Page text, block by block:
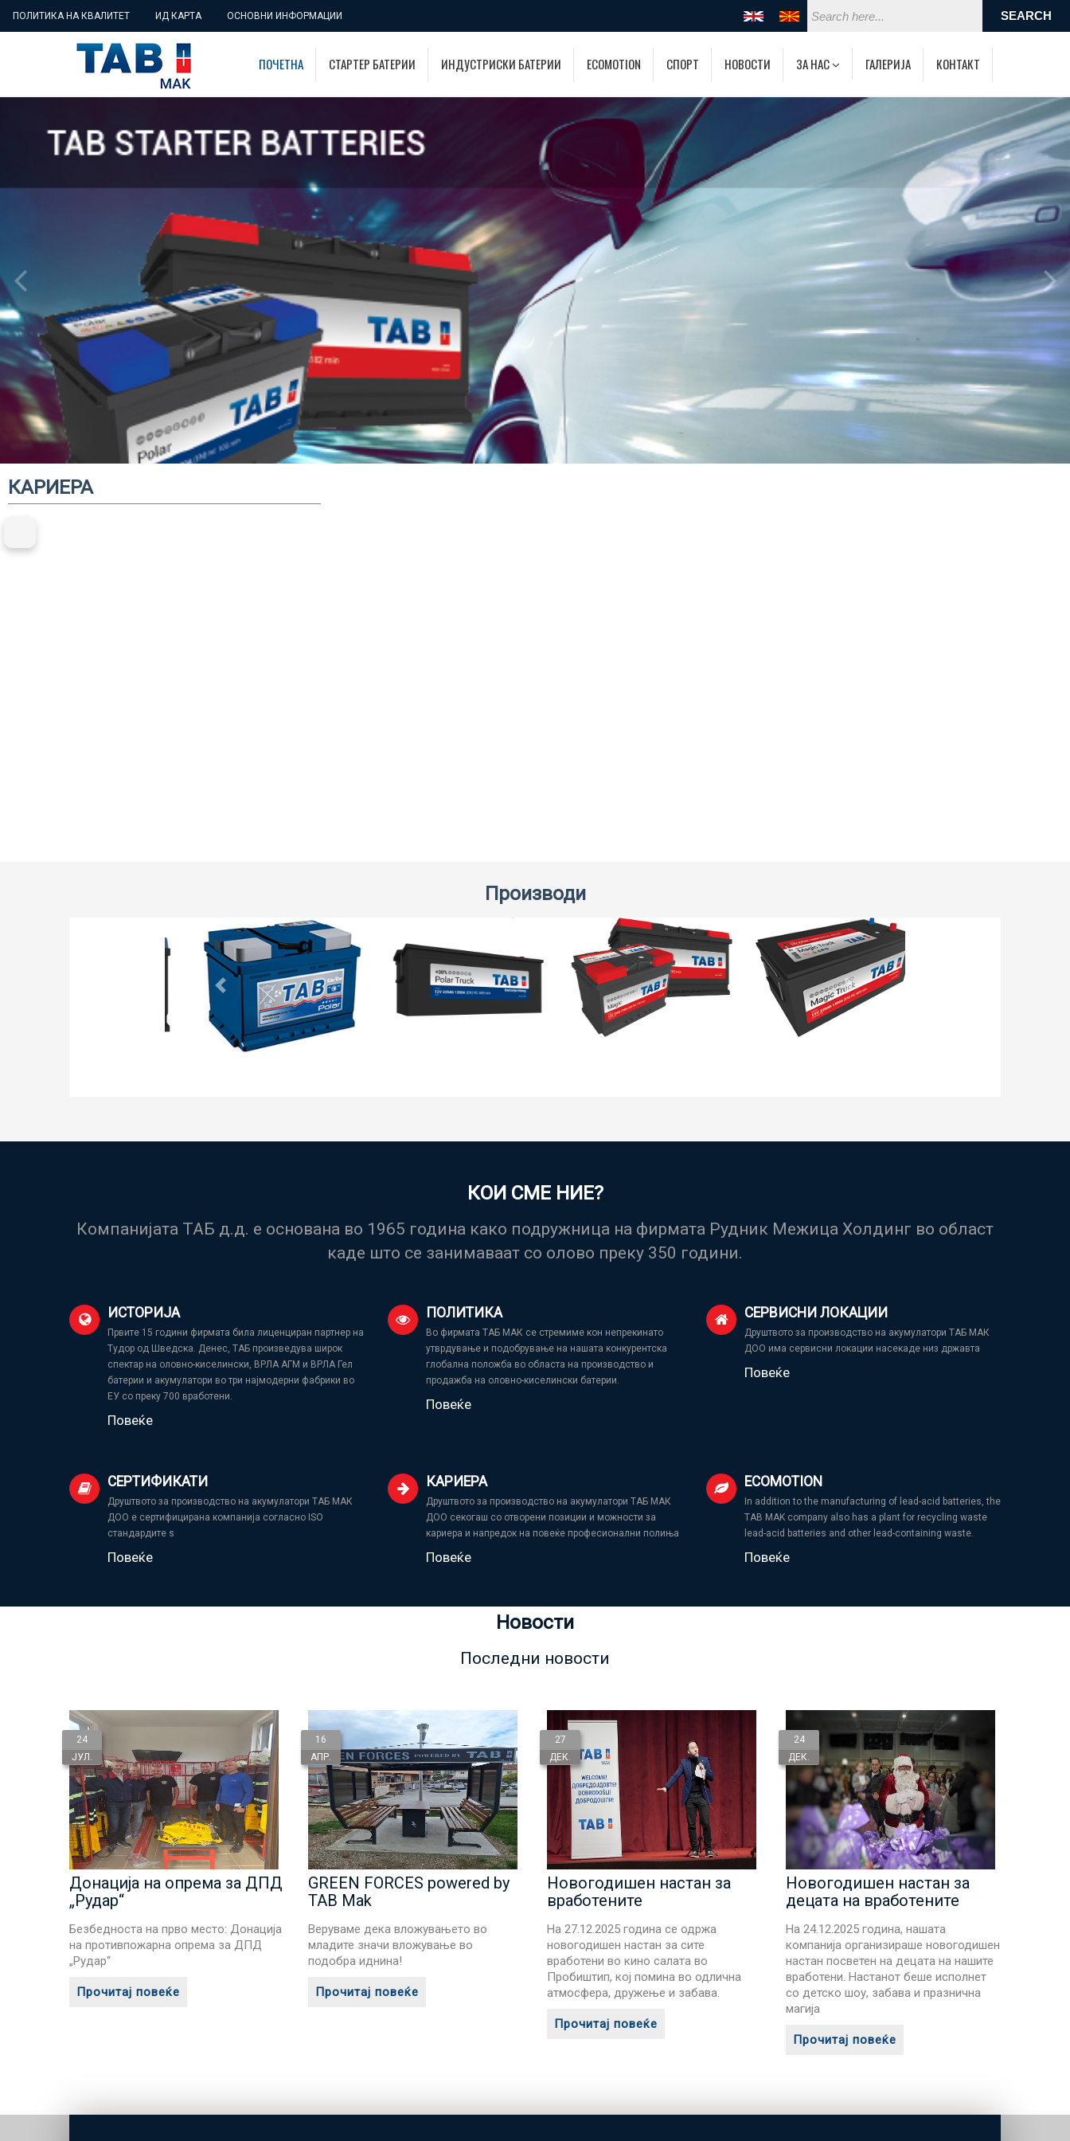
ПОЛИТИКА НА КВАЛИТЕТ ИД КАРТА ОСНОВНИ ИНФОРМАЦИИ
ПОЧЕТНА СТАРТЕР БАТЕРИИ ИНДУСТРИСКИ БАТЕРИИ ECOMOTION СПОРТ НОВОСТИ ЗА НАС ГАЛЕРИЈА КОНТАКТ
КАРИЕРА
Производи
КОИ СМЕ НИЕ?
Компанијата ТАБ д.д. е основана во 1965 година како подружница на фирмата Рудник Межица Холдинг во област
каде што се занимаваат со олово преку 350 години.
ИСТОРИЈА
Првите 15 години фирмата била лиценциран партнер на
Тудор од Шведска. Денес, ТАБ произведува широк
спектар на оловно-киселински, ВРЛА АГМ и ВРЛА Гел
батерии и акумулатори во три најмодерни фабрики во
ЕУ со преку 700 вработени.
Повеќе
ПОЛИТИКА
Во фирмата ТАБ МАК се стремиме кон непрекинато
утврдување и подобрување на нашата конкурентска
глобална положба во областа на производство и
продажба на оловно-киселински батерии.
Повеќе
СЕРВИСНИ ЛОКАЦИИ
Друштвото за производство на акумулатори ТАБ МАК
ДОО има сервисни локации насекаде низ државта
Повеќе
СЕРТИФИКАТИ
Друштвото за производство на акумулатори ТАБ МАК
ДОО е сертифицирана компанија согласно ISO
стандардите s
Повеќе
КАРИЕРА
Друштвото за производство на акумулатори ТАБ МАК
ДОО секогаш со отворени позиции и можности за
кариера и напредок на повеќе професионални полиња
Повеќе
ECOMOTION
In addition to the manufacturing of lead-acid batteries, the
TAB MAK company also has a plant for recycling waste
lead-acid batteries and other lead-containing waste.
Повеќе
Новости
Последни новости
24
ЈУЛ.
Донација на опрема за ДПД
„Рудар“
Безбедноста на прво место: Донација
на противпожарна опрема за ДПД
„Рудар“
Прочитај повеќе
16
АПР.
GREEN FORCES powered by
TAB Mak
Веруваме дека вложувањето во
младите значи вложување во
подобра иднина!
Прочитај повеќе
27
ДЕК.
Новогодишен настан за
вработените
На 27.12.2025 година се одржа
новогодишен настан за сите
вработени во кино салата во
Пробиштип, кој помина во одлична
атмосфера, дружење и забава.
Прочитај повеќе
24
ДЕК.
Новогодишен настан за
децата на вработените
На 24.12.2025 година, нашата
компанија организираше новогодишен
настан посветен на децата на нашите
вработени. Настанот беше исполнет
со детско шоу, забава и празнична
магија
Прочитај повеќе